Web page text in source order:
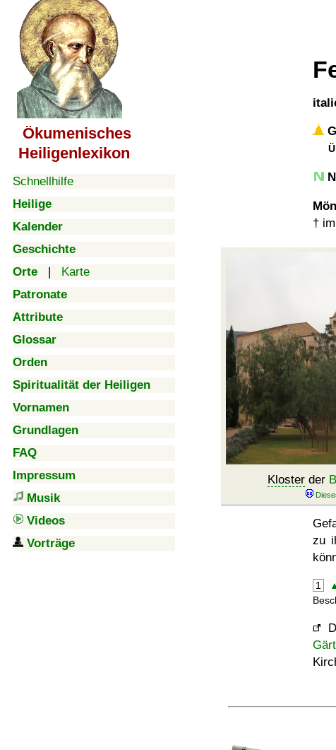
Ökumenisches
Heiligenlexikon
Schnellhilfe
Heilige
Kalender
Geschichte
Orte | Karte
Patronate
Attribute
Glossar
Orden
Spiritualität der Heiligen
Vornamen
Grundlagen
FAQ
Impressum
Musik
Videos
Vorträge
†
Klosterder
zu
1